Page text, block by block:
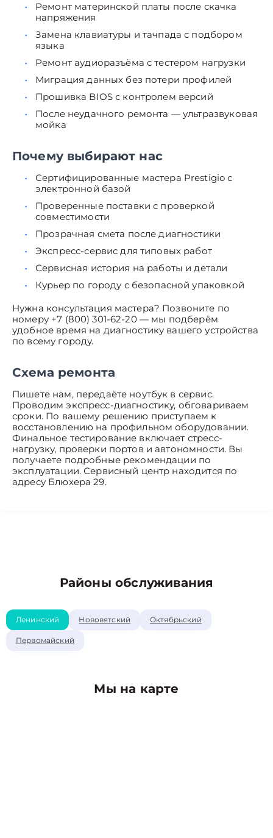
Ремонт материнской платы после скачка
напряжения
Замена клавиатуры и тачпада с подбором
языка
Ремонт аудиоразъёма с тестером нагрузки
Миграция данных без потери профилей
Прошивка BIOS с контролем версий
После неудачного ремонта — ультразвуковая
мойка
Почему выбирают нас
Сертифицированные мастера Prestigio с
электронной базой
Проверенные поставки с проверкой
совместимости
Прозрачная смета после диагностики
Экспресс-сервис для типовых работ
Сервисная история на работы и детали
Курьер по городу с безопасной упаковкой
Нужна консультация мастера? Позвоните по
номеру +7 (800) 301-62-20 — мы подберём
удобное время на диагностику вашего устройства
по всему городу.
Схема ремонта
Пишете нам, передаёте ноутбук в сервис.
Проводим экспресс-диагностику, обговариваем
сроки. По вашему решению приступаем к
восстановлению на профильном оборудовании.
Финальное тестирование включает стресс-
нагрузку, проверки портов и автономности. Вы
получаете подробные рекомендации по
эксплуатации. Сервисный центр находится по
адресу Блюхера 29.
Районы обслуживания
Ленинский Нововятский Октябрьский
Первомайский
Мы на карте